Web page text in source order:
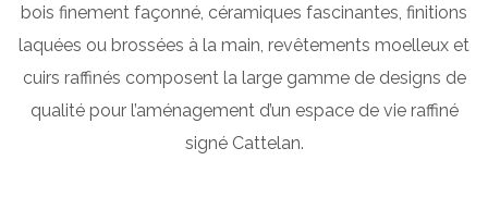
bois finement façonné, céramiques fascinantes, finitions
laquées ou brossées à la main, revêtements moelleux et
cuirs raffinés composent la large gamme de designs de
qualité pour l’aménagement d’un espace de vie raffiné
signé Cattelan.